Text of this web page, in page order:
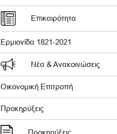
Επικαιρότητα
Ερμιονίδα 1821-2021
Νέα & Ανακοινώσεις
Οικονομική Επιτροπή
Προκηρύξεις